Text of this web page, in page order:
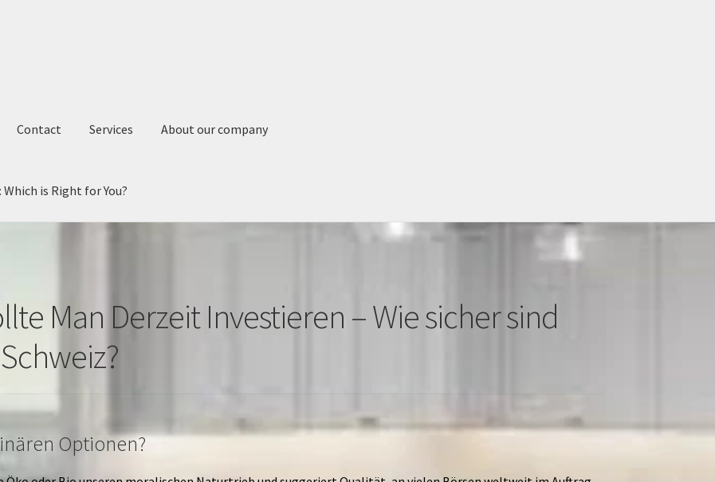
Contact Services About our company
is Right for You?
Photo Gallary
Man Derzeit Investieren – Wie sicher sind
Optionen?